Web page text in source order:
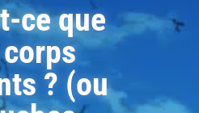
ce que
? (ou